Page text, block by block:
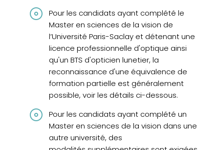
Exigences linguistiques
Questions fréquentes
Recours en révision, plainte et protection des droits des
stagiaires
Pour les candidats ayant complété le
Master en sciences de la vision de
l’Université Paris-Saclay et détenant une
licence professionnelle d'optique ainsi
qu'un BTS d'opticien lunetier, la
reconnaissance d'une équivalence de
formation partielle est généralement
possible, voir les détails ci-dessous.
Pour les candidats ayant complété un
Master en sciences de la vision dans une
autre université, des